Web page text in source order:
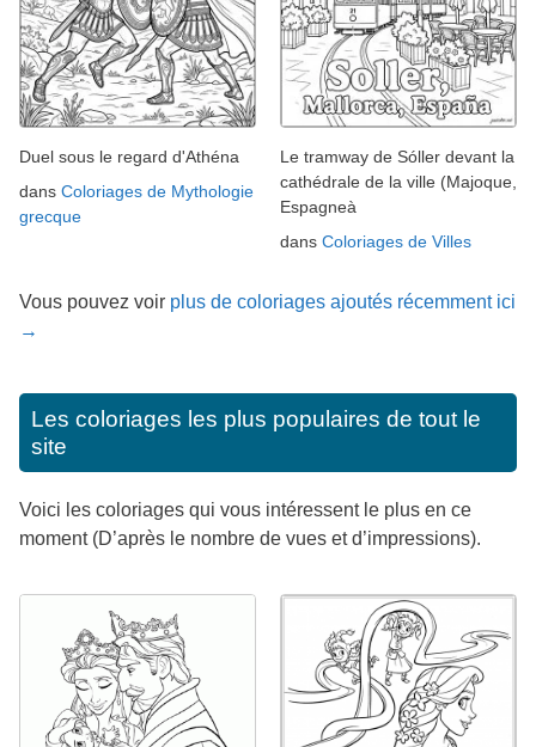
Duel sous le regard d'Athéna
dans Coloriages de Mythologie
grecque
Le tramway de Sóller devant la
cathédrale de la ville (Majoque,
Espagneà
dans Coloriages de Villes
Vous pouvez voir plus de coloriages ajoutés récemment ici
→
Les coloriages les plus populaires de tout le
site
Voici les coloriages qui vous intéressent le plus en ce
moment (D’après le nombre de vues et d’impressions).